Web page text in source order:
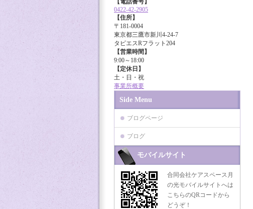
【電話番号】
0422-42-2905
【住所】
〒181-0004
東京都三鷹市新川4-24-7
タピエスRフラット204
【営業時間】
9:00～18:00
【定休日】
土・日・祝
事業所概要
Side Menu
ブログページ
ブログ
モバイルサイト
合同会社ケアスペース月
の光モバイルサイトへは
こちらのQRコードから
どうぞ！